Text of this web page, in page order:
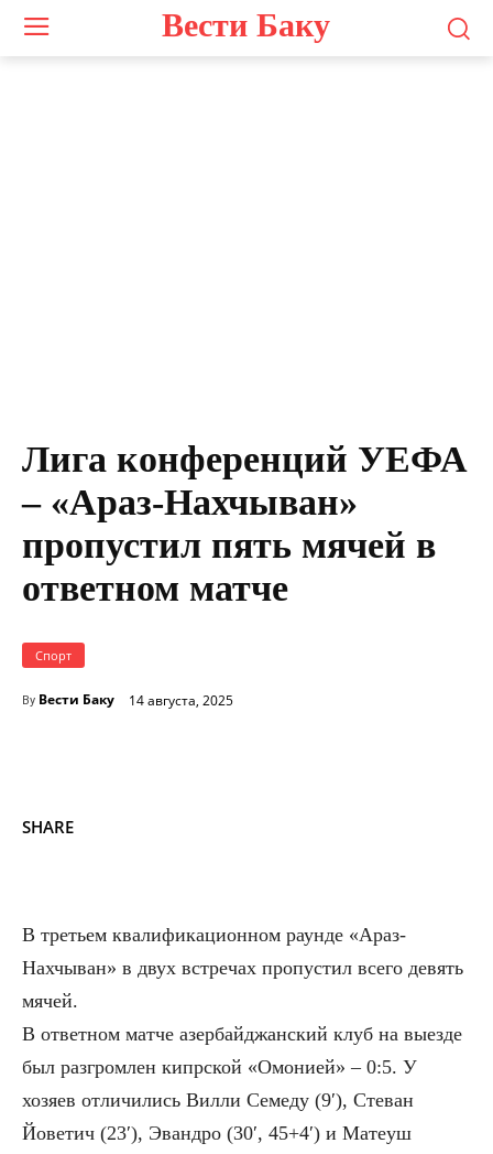
Вести Баку
Лига конференций УЕФА
– «Араз-Нахчыван»
пропустил пять мячей в
ответном матче
Спорт
By Вести Баку 14 августа, 2025
SHARE
В третьем квалификационном раунде «Араз-
Нахчыван» в двух встречах пропустил всего девять
мячей.
В ответном матче азербайджанский клуб на выезде
был разгромлен кипрской «Омонией» – 0:5. У
хозяев отличились Вилли Семеду (9′), Стеван
Йоветич (23′), Эвандро (30′, 45+4′) и Матеуш